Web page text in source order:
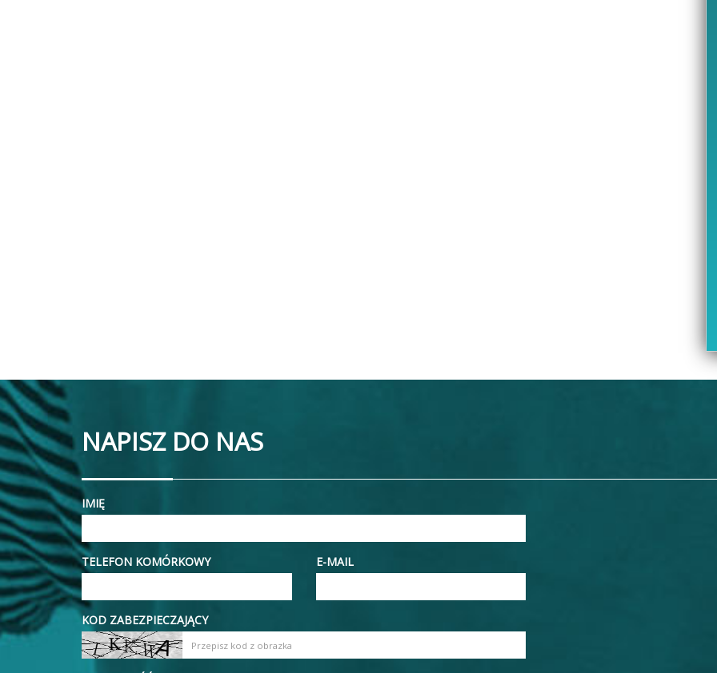
NAPISZ DO NAS
IMIĘ
TELEFON KOMÓRKOWY E-MAIL
KOD ZABEZPIECZAJĄCY